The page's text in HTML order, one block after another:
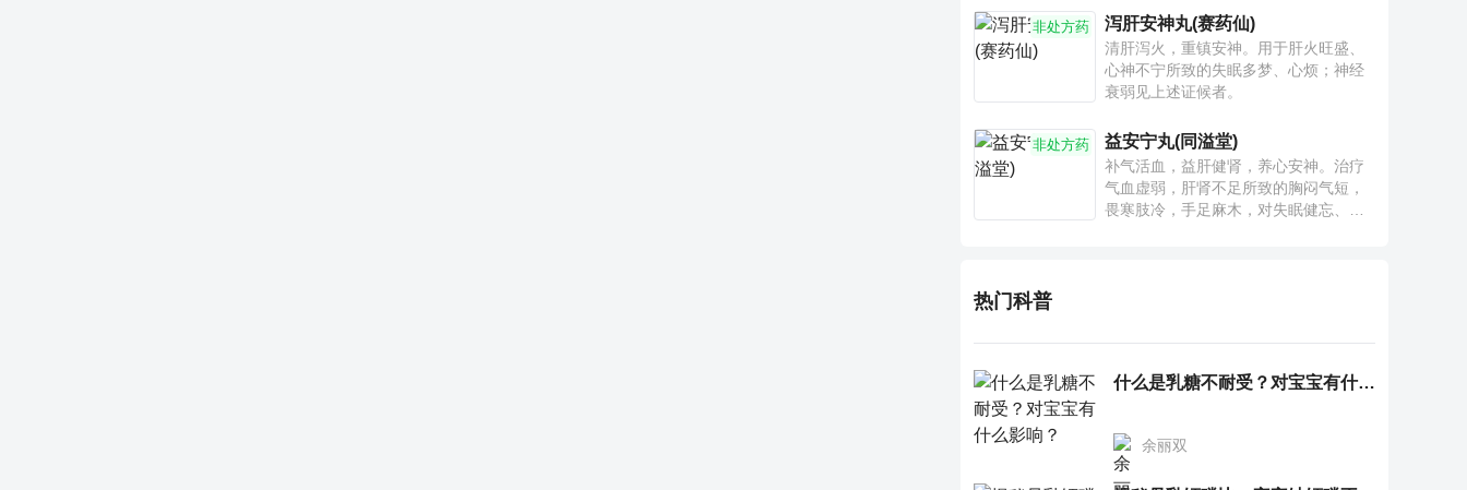
非处方药 泻肝安神丸(赛药仙)
清肝泻火，重镇安神。用于肝火旺盛、
心神不宁所致的失眠多梦、心烦；神经
衰弱见上述证候者。
非处方药 益安宁丸(同溢堂)
补气活血，益肝健肾，养心安神。治疗
气血虚弱，肝肾不足所致的胸闷气短，
畏寒肢冷，手足麻木，对失眠健忘、神
热门科普
什么是乳糖不耐受？对宝宝有什么影响？
余丽双